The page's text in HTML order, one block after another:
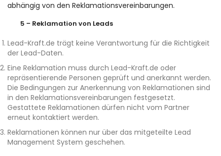
abhängig von den Reklamationsvereinbarungen.
5 – Reklamation von Leads
Lead-Kraft.de trägt keine Verantwortung für die Richtigkeit
der Lead-Daten.
Eine Reklamation muss durch Lead-Kraft.de oder
repräsentierende Personen geprüft und anerkannt werden.
Die Bedingungen zur Anerkennung von Reklamationen sind
in den Reklamationsvereinbarungen festgesetzt.
Gestattete Reklamationen dürfen nicht vom Partner
erneut kontaktiert werden.
Reklamationen können nur über das mitgeteilte Lead
Management System geschehen.